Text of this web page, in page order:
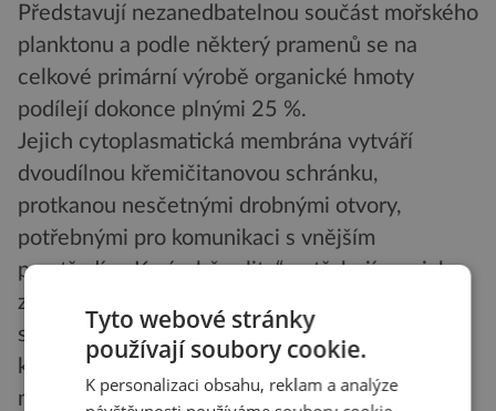
Představují nezanedbatelnou součást mořského
planktonu a podle některý pramenů se na
celkové primární výrobě organické hmoty
podílejí dokonce plnými 25 %.
Jejich cytoplasmatická membrána vytváří
dvoudílnou křemičitanovou schránku,
protkanou nesčetnými drobnými otvory,
potřebnými pro komunikaci s vnějším
prostředím. K výrobě „ulity“ potřebují rozsivky
značné množství křemičitanových iontů, které
si aktivně doplňují odchytáváním kyseliny
křemičité. Dokážou takto nahrabat až 18
molekul za sekundu.
Tyto webové stránky
používají soubory cookie.
K personalizaci obsahu, reklam a analýze